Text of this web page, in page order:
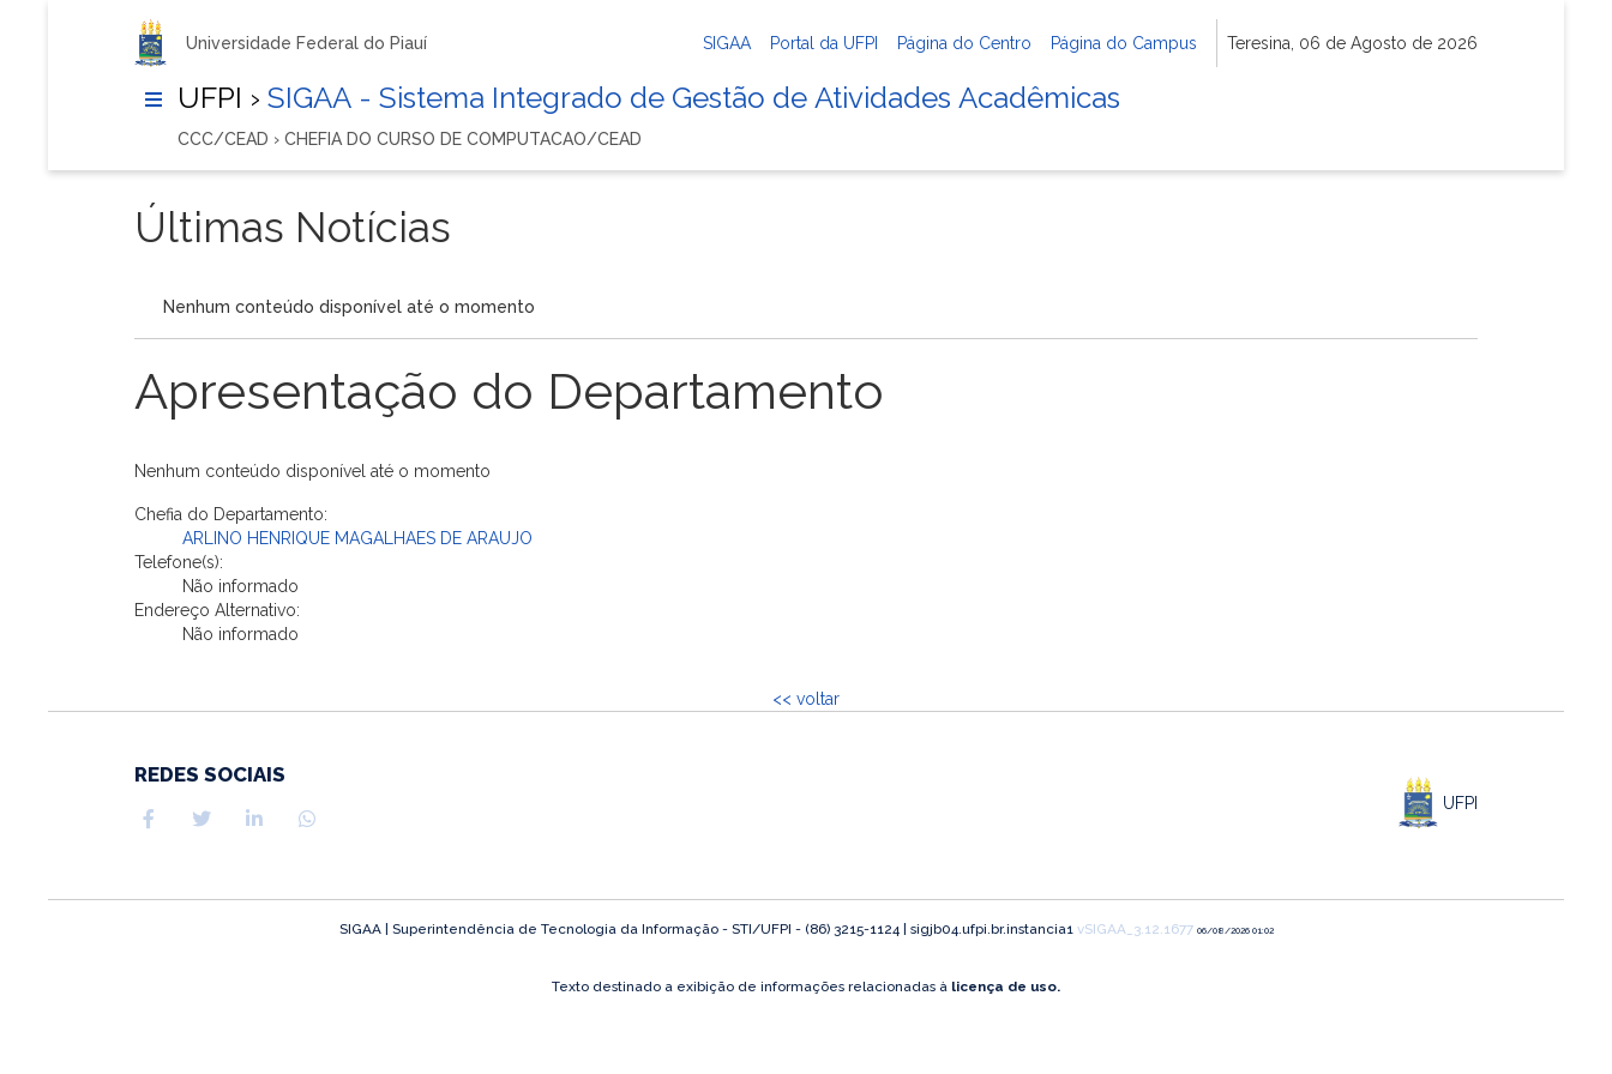
Universidade Federal do Piauí SIGAA Portal da UFPI Página do Centro Página do Campus Teresina, 06 de Agosto de 2026
UFPI › SIGAA - Sistema Integrado de Gestão de Atividades Acadêmicas
CCC/CEAD › CHEFIA DO CURSO DE COMPUTACAO/CEAD
Últimas Notícias
Nenhum conteúdo disponível até o momento
Apresentação do Departamento
Nenhum conteúdo disponível até o momento
Chefia do Departamento:
ARLINO HENRIQUE MAGALHAES DE ARAUJO
Telefone(s):
Não informado
Endereço Alternativo:
Não informado
<< voltar
REDES SOCIAIS
UFPI
SIGAA | Superintendência de Tecnologia da Informação - STI/UFPI - (86) 3215-1124 | sigjb04.ufpi.br.instancia1 vSIGAA_3.12.1677 06/08/2026 01:02
Texto destinado a exibição de informações relacionadas à licença de uso.